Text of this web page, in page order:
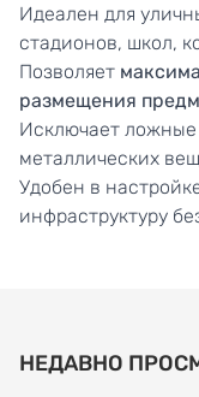
Идеален для
стадионов, школ,
Позволяет
размещения
Исключает ложные
металлических
Удобен в
инфраструктуру
НЕДАВНО